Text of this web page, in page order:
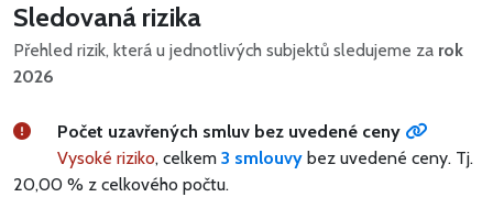
Sledovaná rizika
Přehled rizik, která u jednotlivých subjektů sledujeme za rok
2026
Počet uzavřených smluv bez uvedené ceny
Vysoké riziko, celkem 3 smlouvy bez uvedené ceny. Tj.
20,00 % z celkového počtu.